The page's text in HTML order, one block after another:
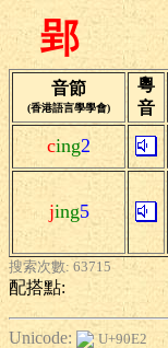
郢
音節
(香港語言學學會)
粵
音
cing2
jing5
搜索次數: 63715
配搭點:
Unicode:
U+90E2